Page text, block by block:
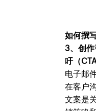
如何撰
3、创
吁（
电子邮
在客户
文案是